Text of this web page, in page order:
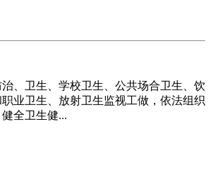
治、卫生、学校卫生、公共场合卫生、饮
业卫生、放射卫生监视工做，依法组织
全卫生健...